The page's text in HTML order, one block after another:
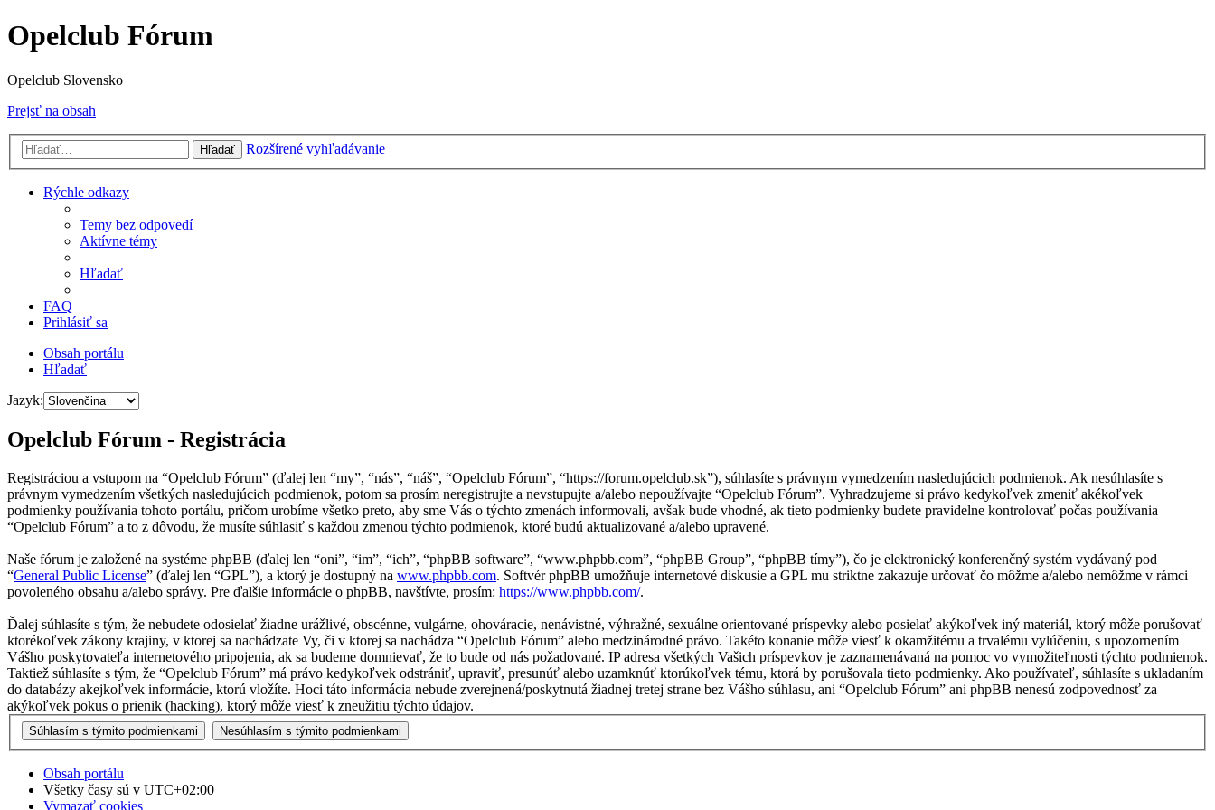
Opelclub Fórum
Opelclub Slovensko
Prejsť na obsah
Hľadať Rozšírené vyhľadávanie
Rýchle odkazy
Temy bez odpovedí
Aktívne témy
Hľadať
FAQ
Prihlásiť sa
Obsah portálu
Hľadať
Jazyk:
Opelclub Fórum - Registrácia
Registráciou a vstupom na “Opelclub Fórum” (ďalej len “my”, “nás”, “náš”, “Opelclub Fórum”, “https://forum.opelclub.sk”), súhlasíte s právnym vymedzením nasledujúcich podmienok. Ak nesúhlasíte s
právnym vymedzením všetkých nasledujúcich podmienok, potom sa prosím neregistrujte a nevstupujte a/alebo nepoužívajte “Opelclub Fórum”. Vyhradzujeme si právo kedykoľvek zmeniť akékoľvek
podmienky používania tohoto portálu, pričom urobíme všetko preto, aby sme Vás o týchto zmenách informovali, avšak bude vhodné, ak tieto podmienky budete pravidelne kontrolovať počas používania
“Opelclub Fórum” a to z dôvodu, že musíte súhlasiť s každou zmenou týchto podmienok, ktoré budú aktualizované a/alebo upravené.
Naše fórum je založené na systéme phpBB (ďalej len “oni”, “im”, “ich”, “phpBB software”, “www.phpbb.com”, “phpBB Group”, “phpBB tímy”), čo je elektronický konferenčný systém vydávaný pod
“General Public License” (ďalej len “GPL”), a ktorý je dostupný na www.phpbb.com. Softvér phpBB umožňuje internetové diskusie a GPL mu striktne zakazuje určovať čo môžme a/alebo nemôžme v rámci
povoleného obsahu a/alebo správy. Pre ďalšie informácie o phpBB, navštívte, prosím: https://www.phpbb.com/.
Ďalej súhlasíte s tým, že nebudete odosielať žiadne urážlivé, obscénne, vulgárne, ohováracie, nenávistné, výhražné, sexuálne orientované príspevky alebo posielať akýkoľvek iný materiál, ktorý môže porušovať
ktorékoľvek zákony krajiny, v ktorej sa nachádzate Vy, či v ktorej sa nachádza “Opelclub Fórum” alebo medzinárodné právo. Takéto konanie môže viesť k okamžitému a trvalému vylúčeniu, s upozornením
Vášho poskytovateľa internetového pripojenia, ak sa budeme domnievať, že to bude od nás požadované. IP adresa všetkých Vašich príspevkov je zaznamenávaná na pomoc vo vymožiteľnosti týchto podmienok.
Taktiež súhlasíte s tým, že “Opelclub Fórum” má právo kedykoľvek odstrániť, upraviť, presunúť alebo uzamknúť ktorúkoľvek tému, ktorá by porušovala tieto podmienky. Ako používateľ, súhlasíte s ukladaním
do databázy akejkoľvek informácie, ktorú vložíte. Hoci táto informácia nebude zverejnená/poskytnutá žiadnej tretej strane bez Vášho súhlasu, ani “Opelclub Fórum” ani phpBB nenesú zodpovednosť za
akýkoľvek pokus o prienik (hacking), ktorý môže viesť k zneužitiu týchto údajov.
Obsah portálu
Všetky časy sú v UTC+02:00
Vymazať cookies